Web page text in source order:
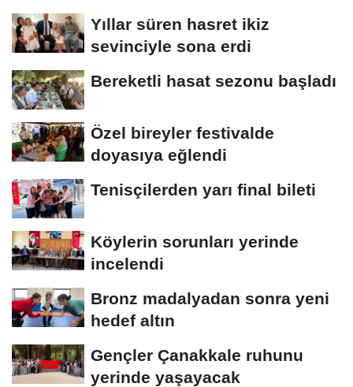
Yıllar süren hasret ikiz
sevinciyle sona erdi
Bereketli hasat sezonu başladı
Özel bireyler festivalde
doyasıya eğlendi
Tenisçilerden yarı final bileti
Köylerin sorunları yerinde
incelendi
Bronz madalyadan sonra yeni
hedef altın
Gençler Çanakkale ruhunu
yerinde yaşayacak